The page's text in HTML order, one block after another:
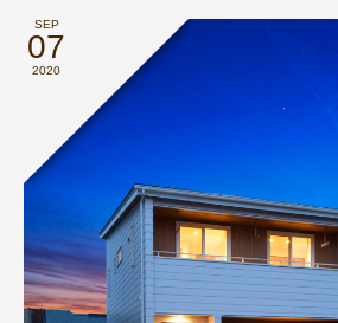
物語８４３
SEP
07
2020